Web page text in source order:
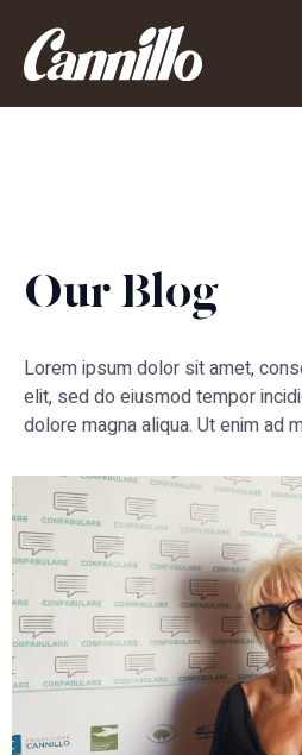
Our Blog
Lorem ipsum dolor sit amet,
elit, sed do eiusmod tempor
dolore magna aliqua. Ut enim ad